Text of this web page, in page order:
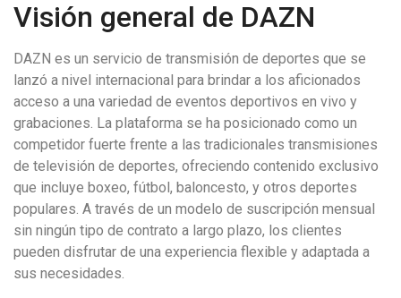
Visión general de DAZN
DAZN es un servicio de transmisión de deportes que se
lanzó a nivel internacional para brindar a los aficionados
acceso a una variedad de eventos deportivos en vivo y
grabaciones. La plataforma se ha posicionado como un
competidor fuerte frente a las tradicionales transmisiones
de televisión de deportes, ofreciendo contenido exclusivo
que incluye boxeo, fútbol, baloncesto, y otros deportes
populares. A través de un modelo de suscripción mensual
sin ningún tipo de contrato a largo plazo, los clientes
pueden disfrutar de una experiencia flexible y adaptada a
sus necesidades.